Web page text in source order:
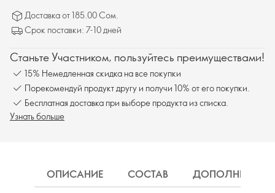
Доставка от 185.00 Сом.
Срок поставки: 7-10 дней
Станьте Участником, пользуйтесь преимуществами!
15% Немедленная скидка на все покупки
Порекомендуй продукт другу и получи 10% от его покупки.
Бесплатная доставка при выборе продукта из списка.
Узнать больше
ОПИСАНИЕ СОСТАВ